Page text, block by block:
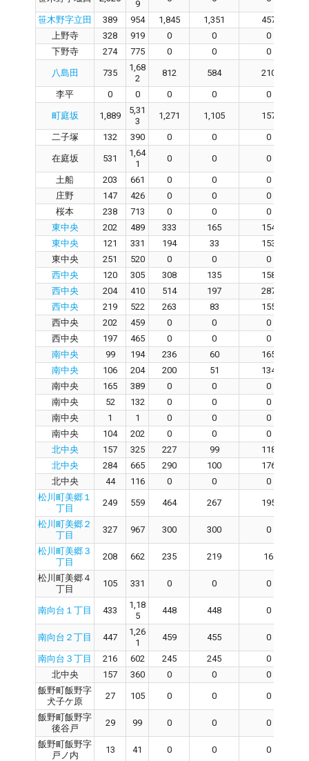
9
笹木野字立田 389 954 1,845 1,351
457
上野寺
328 919 0 0
0
下野寺
274 775 0 0 0
八島田 735
1,68
2
812 584 210
李平 0 0 0 0 0
町庭坂 1,889
5,31
3
1,271 1,105 157
二子塚 132 390 0 0 0
在庭坂 531
1,64
1
0 0 0
土船 203 661 0 0
0
庄野
147 426 0 0
0
桜本
238 713 0 0
0
東中央
202 489 333 165
154
東中央
121 331 194 33
153
東中央
251 520 0 0
0
西中央
120 305 308 135
158
西中央
204 410 514 197
287
西中央
219 522 263 83
155
西中央
202 459 0 0
0
西中央
197 465 0 0
0
南中央
99 194 236 60
165
南中央
106 204 200 51
134
南中央
165 389 0 0
0
南中央
52 132 0 0
0
南中央
1 1 0 0
0
南中央
104 202 0 0
0
北中央
157 325 227 99
118
北中央
284 665 290 100
176
北中央
44 116 0 0
0
松川町美郷１
丁目
249 559 464 267 195
松川町美郷２
丁目
327 967 300 300 0
松川町美郷３
丁目
208 662 235 219 16
松川町美郷４
丁目
105 331 0 0 0
南向台１丁目 433
1,18
5
448 448 0
南向台２丁目 447
1,26
1
459 455 0
南向台３丁目 216 602 245 245
0
北中央
157 360 0 0
0
飯野町飯野字
犬子ケ原
27 105 0 0 0
飯野町飯野字
後谷戸
29 99 0 0 0
飯野町飯野字
戸ノ内
13 41 0 0 0